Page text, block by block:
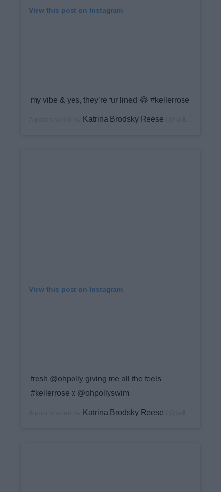
View this post on Instagram
my vibe & yes, they’re fur lined 😂 #kellerrose
Katrina Brodsky Reese
View this post on Instagram
fresh @ohpolly giving me all the feels
#kellerrose x @ohpollyswim
Katrina Brodsky Reese